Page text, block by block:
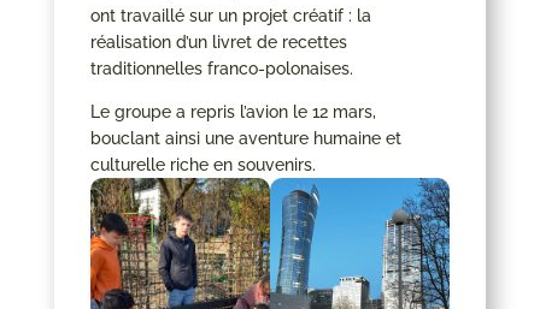
ont travaillé sur un projet créatif : la
réalisation d’un livret de recettes
traditionnelles franco-polonaises.
Le groupe a repris l’avion le 12 mars,
bouclant ainsi une aventure humaine et
culturelle riche en souvenirs.